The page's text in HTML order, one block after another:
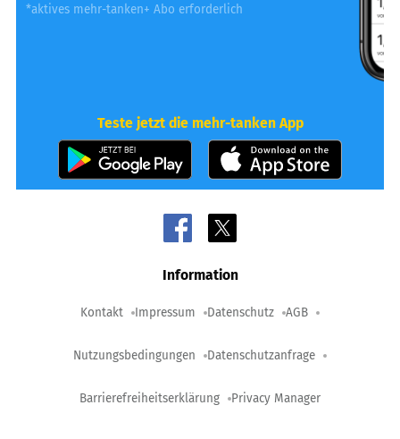
*aktives mehr-tanken+ Abo erforderlich
Teste jetzt die mehr-tanken App
Information
Kontakt Impressum Datenschutz AGB
Nutzungsbedingungen Datenschutzanfrage
Barrierefreiheitserklärung Privacy Manager